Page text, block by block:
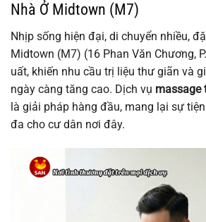
Nhà Ở Midtown (M7)
Nhịp sống hiện đại, di chuyển nhiều,
Midtown (M7) (16 Phan Văn Chương,
uất, khiến nhu cầu trị liệu thư giãn và
ngày càng tăng cao. Dịch vụ massage
là giải pháp hàng đầu, mang lại sự
đa cho cư dân nơi đây.